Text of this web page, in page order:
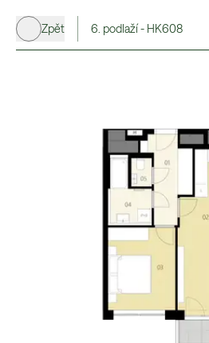
Zpět 6. podlaží - HK608